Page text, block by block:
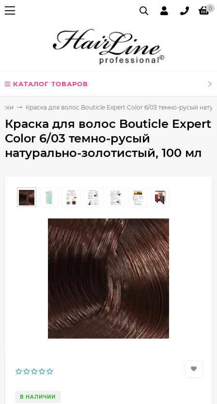
0
КАТАЛОГ ТОВАРОВ
Краска для волос Bouticle Expert Color 6/03 темно-русый
Краска для волос Bouticle Expert
Color 6/03 темно-русый
натурально-золотистый, 100 мл
В НАЛИЧИИ